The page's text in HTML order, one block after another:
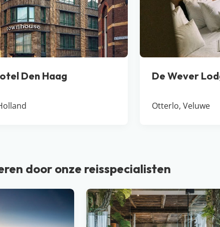
Den Haag De Wever
Otterlo, Veluwe
door onze reisspecialisten